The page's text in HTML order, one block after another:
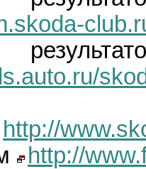
http://
http://